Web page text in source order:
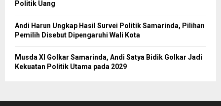
Politik Uang
Andi Harun Ungkap Hasil Survei Politik Samarinda, Pilihan
Pemilih Disebut Dipengaruhi Wali Kota
Musda XI Golkar Samarinda, Andi Satya Bidik Golkar Jadi
Kekuatan Politik Utama pada 2029